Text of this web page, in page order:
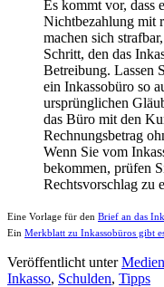
Es kommt vor, dass
Nichtbezahlung mit
machen sich
Schritt, den das
Betreibung. Lassen
ein Inkassobüro so
ursprünglichen
das Büro mit den
Rechnungsbetrag
Wenn Sie vom
bekommen, prüfen
Rechtsvorschlag zu
Eine Vorlage für den Brief an das
Ein Merkblatt zu Inkassobüros gibt
Veröffentlicht unter Medien
Inkasso, Schulden, Tipps